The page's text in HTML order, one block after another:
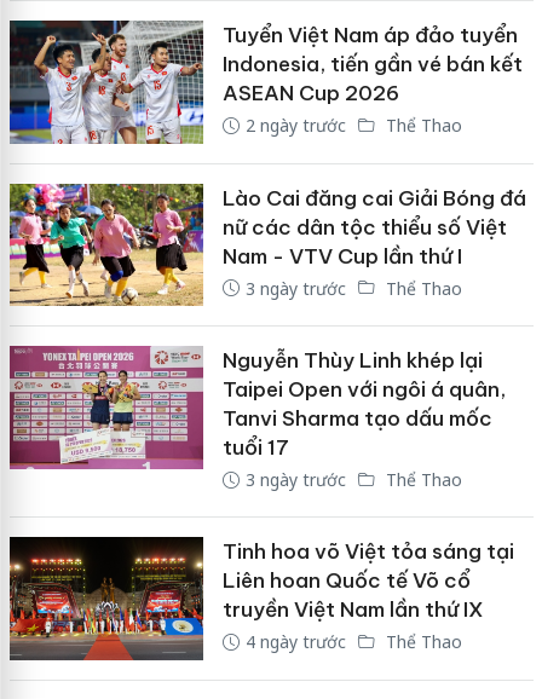
Tuyển Việt Nam áp đảo tuyển
Indonesia, tiến gần vé bán kết
ASEAN Cup 2026
2 ngày trước Thể Thao
Lào Cai đăng cai Giải Bóng đá
nữ các dân tộc thiểu số Việt
Nam - VTV Cup lần thứ I
3 ngày trước Thể Thao
Nguyễn Thùy Linh khép lại
Taipei Open với ngôi á quân,
Tanvi Sharma tạo dấu mốc
tuổi 17
3 ngày trước Thể Thao
Tinh hoa võ Việt tỏa sáng tại
Liên hoan Quốc tế Võ cổ
truyền Việt Nam lần thứ IX
4 ngày trước Thể Thao